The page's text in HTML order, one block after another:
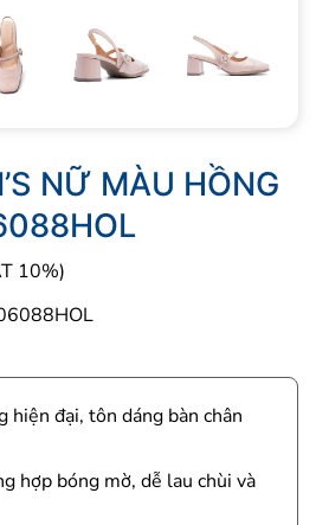
NỮ MÀU HỒNG
10%)
hiện đại, tôn dáng bàn chân
hợp bóng mờ, dễ lau chùi và